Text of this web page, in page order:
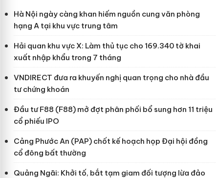
Hà Nội ngày càng khan hiếm nguồn cung văn phòng
hạng A tại khu vực trung tâm
Hải quan khu vực X: Làm thủ tục cho 169.340 tờ khai
xuất nhập khẩu trong 7 tháng
VNDIRECT đưa ra khuyến nghị quan trọng cho nhà đầu
tư chứng khoán
Đầu tư F88 (F88) mở đợt phân phối bổ sung hơn 11 triệu
cổ phiếu IPO
Cảng Phước An (PAP) chốt kế hoạch họp Đại hội đồng
cổ đông bất thường
Quảng Ngãi: Khởi tố, bắt tạm giam đối tượng lừa đảo